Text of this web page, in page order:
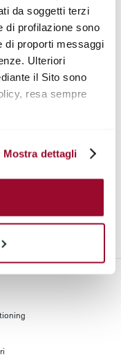
da soggetti terzi
di profilazione sono
di proporti messaggi
Ulteriori
il Sito sono
resa sempre
Mostra dettagli
RISCALDAMENTO
ARIA CONDIZIONATA